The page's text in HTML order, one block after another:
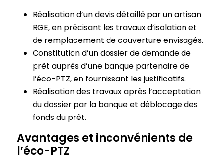
Réalisation d’un devis détaillé par un artisan
RGE, en précisant les travaux d’isolation et
de remplacement de couverture envisagés.
Constitution d’un dossier de demande de
prêt auprès d’une banque partenaire de
l’éco-PTZ, en fournissant les justificatifs.
Réalisation des travaux après l’acceptation
du dossier par la banque et déblocage des
fonds du prêt.
Avantages et inconvénients de
l’éco-PTZ